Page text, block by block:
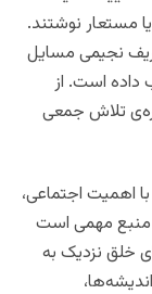
مستعار نوشتند.
نجیمی مسایل
داده است. از
تلاش جمعی
اسناد با اهمیت اجتماعی،
منبع مهمی است
خلق نزدیک به